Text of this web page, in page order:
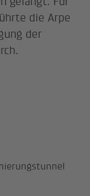
die Arpe
der
den